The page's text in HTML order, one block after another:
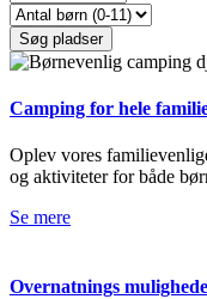
Camping for hele
Oplev vores
og aktiviteter for både
Se mere
Overnatnings